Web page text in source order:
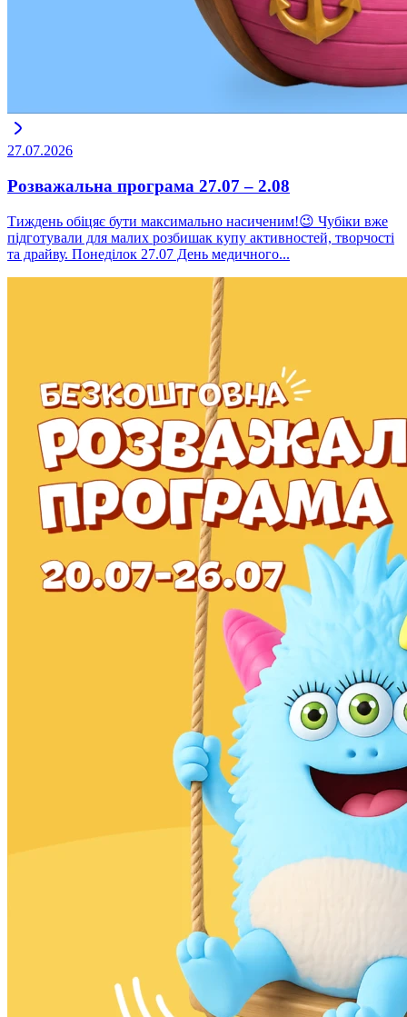
27.07.2026
Розважальна програма 27.07 – 2.08
Тиждень обіцяє бути максимально насиченим!😉 Чубіки вже
підготували для малих розбишак купу активностей, творчості
та драйву. Понеділок 27.07 День медичного...